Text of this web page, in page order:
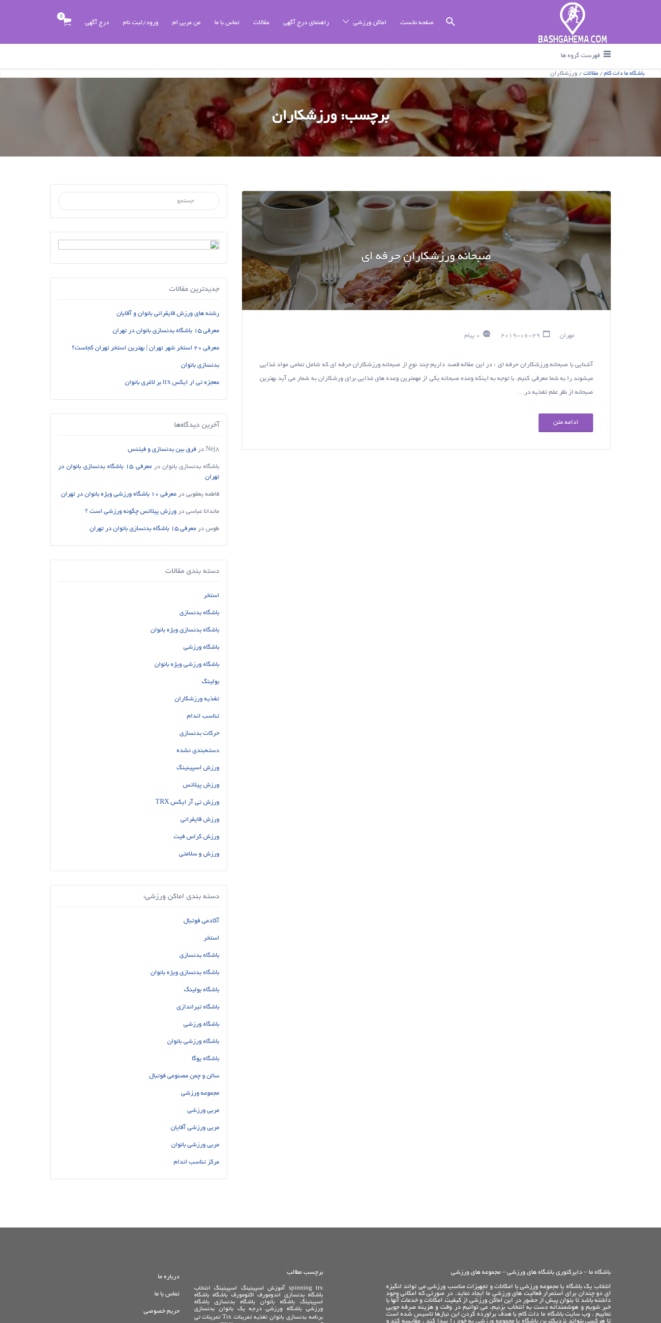
صفحه نخست اماکن ورزشی راهنمای درج آگهی مقالات تماس با ما من مربی ام ورود/ثبت نام درج آگهی
0
جستجو برای :
فهرست گروه ها
باشگاه ما دات کام / مقالات / ورزشکاران
برچسب:ورزشکاران
صبحانه ورزشکاران حرفه ای
مهران 0 پیام
آشنایی با صبحانه ورزشکاران حرفه ای : در این مقاله قصد داریم چند نوع از صبحانه ورزشکاران حرفه ای که شامل تمامی مواد غذایی
میشوند را به شما معرفی کنیم. با توجه به اینکه وعده صبحانه یکی از مهمترین وعده های غذایی برای ورشکاران به شمار می آید بهترین
صبحانه از نظر علم تغذیه در…
ادامه متن
جستجو برای :
جدیدترین مقالات
رشته های ورزش قایقرانی بانوان و آقایان
معرفی 15 باشگاه بدنسازی بانوان در تهران
معرفی 20 استخر شهر تهران | بهترین استخر تهران کجاست؟
بدنسازی بانوان
معجزه تی ار ایکس trx بر لاغری بانوان
آخرین دیدگاه‌ها
Nej8 در فرق بین بدنسازی و فیتنس
باشگاه بدنسازی بانوان در
معرفی 15 باشگاه بدنسازی بانوان در
تهران
فاطمه یعقوبی در معرفی 10 باشگاه ورزشی ویژه بانوان در تهران
ماندانا عباسی در ورزش پیلاتس چگونه ورزشی است ؟
طوس در معرفی 15 باشگاه بدنسازی بانوان در تهران
دسته بندی مقالات
استخر
باشگاه بدنسازی
باشگاه بدنسازی ویژه بانوان
باشگاه ورزشی
باشگاه ورزشی ویژه بانوان
بولینگ
تغذیه ورزشکاران
تناسب اندام
حرکات بدنسازی
دسته‌بندی نشده
ورزش اسپینینگ
ورزش پیلاتس
ورزش تی آر ایکس TRX
ورزش قایقرانی
ورزش کراس فیت
ورزش و سلامتی
دسته بندی اماکن ورزشی:
آکادمی فوتبال
استخر
باشگاه بدنسازی
باشگاه بدنسازی ویژه بانوان
باشگاه بولینگ
باشگاه تیراندازی
باشگاه ورزشی
باشگاه ورزشی بانوان
باشگاه یوگا
سالن و چمن مصنوعی فوتبال
مجموعه ورزشی
مربی ورزشی
مربی ورزشی آقایان
مربی ورزشی بانوان
مرکز تناسب اندام
باشگاه ما – دایرکتوری باشگاه های ورزشی – مجموعه های ورزشی
انتخاب یک باشگاه یا مجموعه ورزشی با امکانات و تجهیزات مناسب ورزشی می تواند انگیزه
ای دو چندان برای استمرار فعالیت های ورزشی ما ایجاد نماید. در صورتی که امکانی وجود
داشته باشد تا بتوان پیش از حضور در این اماکن ورزشی از کیفیت امکانات و خدمات آنها با
خبر شویم و هوشمندانه دست به انتخاب بزنیم، می توانیم در وقت و هزینه صرفه جویی
نماییم . وب سایت باشگاه ما دات کام با هدف براورده کردن این نیازها تاسیس شده است
تا هرکسی بتواند نزدیکترین باشگاه یا مجموعه ورزشی به خود را پیدا کند ، مقایسه کند و
برچسب مطالب
spinning trx آموزش اسپینینگ اسپینینگ
انتخاب
باشگاه بدنسازی
اندومورف اکتومورف باشگاه باشگاه
اسپینینگ
باشگاه بانوان باشگاه بدنسازی
باشگاه
ورزشی
باشگاه ورزشی درجه یک بانوان
بدنسازی
برنامه بدنسازی بانوان تغذیه تمرینات Trx
تمرینات تی
درباره ما
تماس با ما
حریم خصوصی